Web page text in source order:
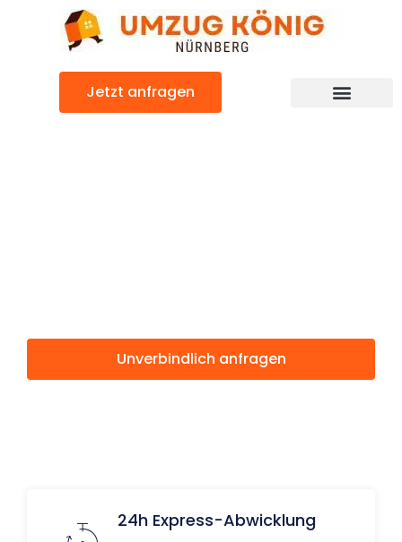
Jetzt anfragen
Unverbindlich anfragen
24h Express-Abwicklung